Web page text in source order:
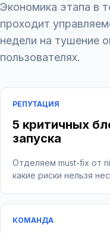
Экономика этапа в
проходит
недели на тушение
пользователях.
РЕПУТАЦИЯ
5 критичных
запуска
Отделяем must-fix от
какие риски нельзя
КОМАНДА